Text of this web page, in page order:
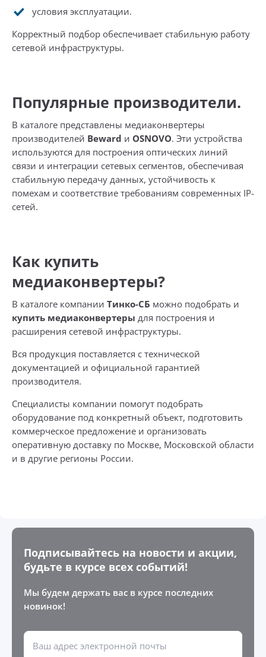
условия эксплуатации.
Корректный подбор обеспечивает стабильную работу
сетевой инфраструктуры.
Популярные производители.
В каталоге представлены медиаконвертеры
производителей Beward и OSNOVO. Эти устройства
используются для построения оптических линий
связи и интеграции сетевых сегментов, обеспечивая
стабильную передачу данных, устойчивость к
помехам и соответствие требованиям современных IP-
сетей.
Как купить
медиаконвертеры?
В каталоге компании Тинко-СБ можно подобрать и
купить медиаконвертеры для построения и
расширения сетевой инфраструктуры.
Вся продукция поставляется с технической
документацией и официальной гарантией
производителя.
Специалисты компании помогут подобрать
оборудование под конкретный объект, подготовить
коммерческое предложение и организовать
оперативную доставку по Москве, Московской области
и в другие регионы России.
Подписывайтесь на новости и акции,
будьте в курсе всех событий!
Мы будем держать вас в курсе последних
новинок!